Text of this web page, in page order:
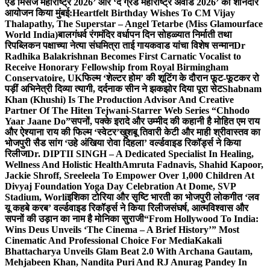
एंड मिसेज महाराष्ट्र 2026’ और ‘द ग्रैंड महाराष्ट्र अवार्ड 2026’ का शानदार
आयोजन किया मुंबई:Heartfelt Birthday Wishes To CM Vijay
Thalapathy, The Superstar – Angel Tetarbe (Miss Glamourface
World India)बालगंधर्व रंगमंदिर वर्धापन दिन सोहळ्यात निर्माती तथा
रिपब्लिकन पक्षाच्या नेत्या संघमित्रा ताई गायकवाड यांचा विशेष सन्मानDr
Radhika Balakrishnan Becomes First Carnatic Vocalist to
Receive Honorary Fellowship from Royal Birmingham
Conservatoire, UKफिल्म ‘शेल्टर होम’ की शूटिंग के दौरान फूट-फूटकर रो
पड़ीं अभिनेत्री दिव्या त्यागी, दर्दनाक सीन ने झकझोर दिया पूरा सेटShabnam
Khan (Khushi) Is The Production Advisor And Creative
Partner Of The Hiten Tejwani-Starrer Web Series “Chhodo
Yaar Jaane Do”सपनों, पक्के इरादे और उम्मीद की कहानी है मोहित एम राय
और ऐश्याना राय की फिल्म ‘स्वेटर’खुशबू तिवारी केटी और माही श्रीवास्तव का
भोजपुरी सैड सांग ‘उहे अंखिया रोवा दिहला’ वर्ल्डवाइड रिकॉर्ड्स ने किया
रिलीजDr. DIPTII SINGH – A Dedicated Specialist In Healing,
Wellness And Holistic HealthAmruta Fadnavis, Shahid Kapoor,
Jackie Shroff, Sreeleela To Empower Over 1,000 Children At
Divyaj Foundation Yoga Day Celebration At Dome, SVP
Stadium, Worliइशिका टोरिया और सृष्टि भारती का भोजपुरी लोकगीत ‘लव
यू कहबे करब’ वर्ल्डवाइड रिकॉर्ड्स ने किया रिलीजसंघर्ष, आत्मविश्वास और
सपनों की उड़ान का नाम है मोनिका सुराजी“From Hollywood To India:
Wins Deus Unveils ‘The Cinema – A Brief History’” Most
Cinematic And Professional Choice For MediaKakali
Bhattacharya Unveils Glam Beat 2.0 With Archana Gautam,
Mehjabeen Khan, Nandita Puri And RJ Anurag Pandey In